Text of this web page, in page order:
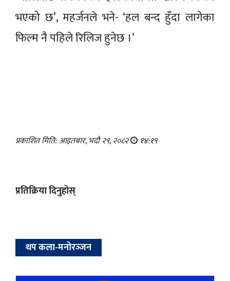
भएको छ’, महर्जनले भने- ‘हल बन्द हुँदा लागेका
फिल्म नै पहिले रिलिज हुनेछ ।’
प्रकाशित मिति: आइतबार, भदौ २९, २०८२ १४:१९
प्रतिक्रिया दिनुहोस्
थप कला-मनोरञ्‍जन